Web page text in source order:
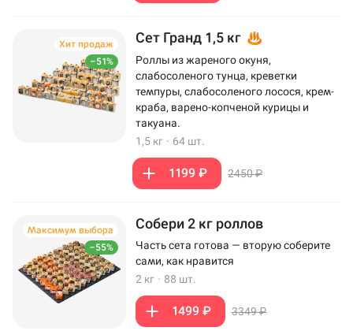
–51%
Хит продаж Сет Гранд 1,5 кг
Роллы из жареного окуня,
слабосоленого тунца, креветки
темпуры, слабосоленого лосося, крем-
краба, варено-копченой курицы и
такуана.
1,5 кг · 64 шт.
1199 ₽ 2450 ₽
–55%
Максимум выбора Собери 2 кг роллов
Часть сета готова — вторую соберите
сами, как нравится
2 кг · 88 шт.
1499 ₽ 3349 ₽